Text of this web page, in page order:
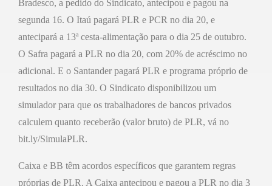
Bradesco, a pedido do Sindicato, antecipou e pagou na
segunda 16. O Itaú pagará PLR e PCR no dia 20, e
antecipará a 13ª cesta-alimentação para o dia 25 de outubro.
O Safra pagará a PLR no dia 20, com 20% de acréscimo no
adicional. E o Santander pagará PLR e programa próprio de
resultados no dia 30. O Sindicato disponibilizou um
simulador para que os trabalhadores de bancos privados
calculem quanto receberão (valor bruto) de PLR, vá no
bit.ly/SimulaPLR.
Caixa e BB têm acordos específicos que garantem regras
próprias de PLR. A Caixa antecipou e pagou a PLR no dia 3